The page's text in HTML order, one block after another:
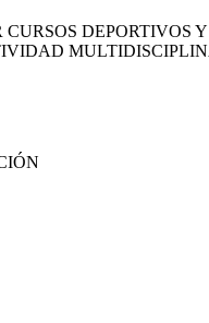
DEPORTIVOS